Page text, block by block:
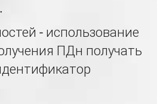
- использование
ПДн получать